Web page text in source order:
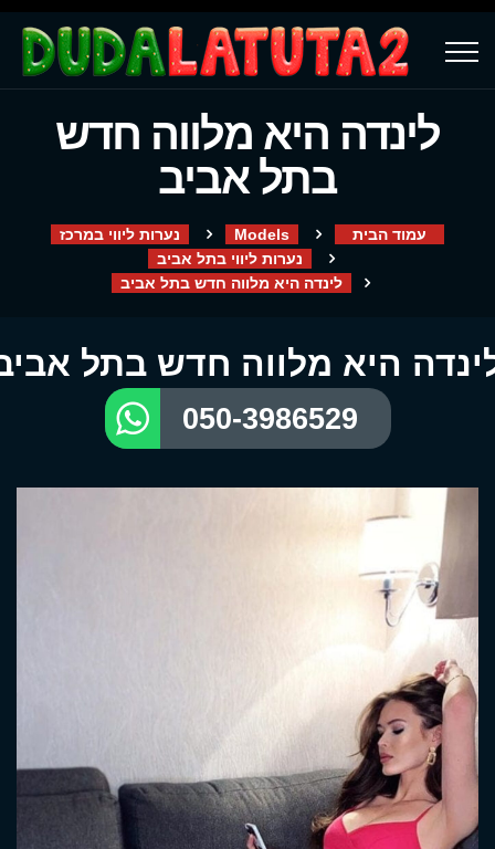
לינדה היא מלווה חדש
בתל אביב
עמוד הבית Models
נערות ליווי במרכז
נערות ליווי בתל אביב
לינדה היא מלווה חדש בתל אביב
היא מלווה חדש בתל
050-3986529